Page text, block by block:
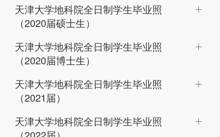
天津大学地科院全日制学生毕业照
（2020届硕士生）
天津大学地科院全日制学生毕业照
（2020届博士生）
天津大学地科院全日制学生毕业照
（2021届）
天津大学地科院全日制学生毕业照